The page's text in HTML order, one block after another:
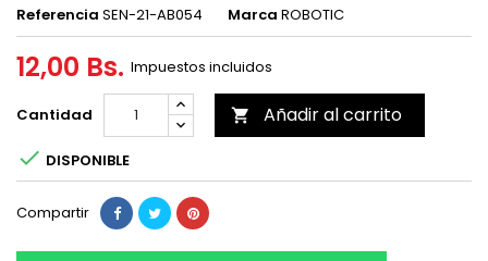
Referencia SEN-21-AB054 Marca ROBOTIC
12,00 Bs. Impuestos incluidos
Cantidad  Añadir al carrito
 DISPONIBLE
Compartir